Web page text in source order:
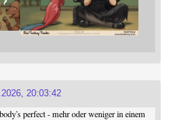
20:03:42
perfect - mehr oder weniger in einem